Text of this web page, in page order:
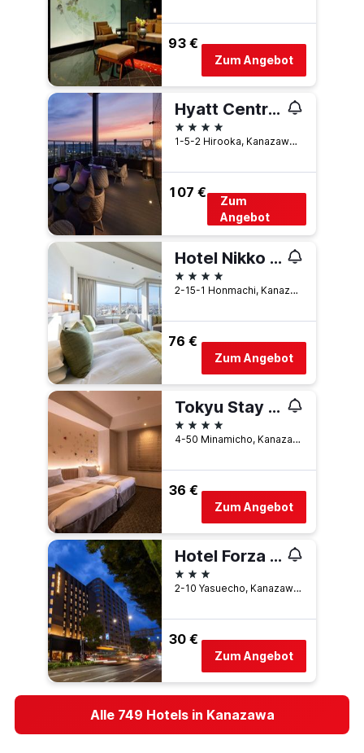
93 €
Zum Angebot
Hyatt Centric Kanazawa
4 Sterne
1-5-2 Hirooka, Kanazawa, Japan
107 €
Zum
Angebot
Hotel Nikko Kanazawa
4 Sterne
2-15-1 Honmachi, Kanazawa, Japan
76 €
Zum Angebot
Tokyu Stay Kanazawa
4 Sterne
4-50 Minamicho, Kanazawa, Japan
36 €
Zum Angebot
Hotel Forza Kanazawa
3 Sterne
2-10 Yasuecho, Kanazawa, Japan
30 €
Zum Angebot
Alle 749 Hotels in Kanazawa